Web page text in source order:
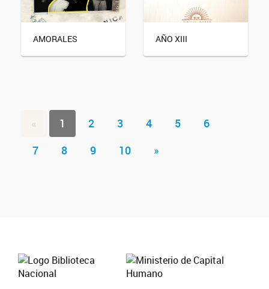
AMORALES AÑO XIII
« 1 2 3 4 5
6
7
8 9 10 »